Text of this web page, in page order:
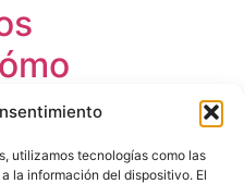
utilizamos tecnologías como las
la información del dispositivo. El
la